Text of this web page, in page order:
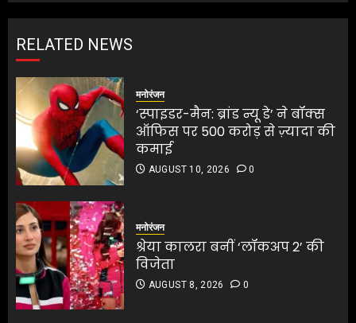
RELATED NEWS
मनोरंजन
‘स्पाइडर-मैन: ब्रांड न्यू डे’ ने बॉक्स
ऑफिस पर 500 करोड़ से ज़्यादा की
कमाई
AUGUST 10, 2026 0
मनोरंजन
श्रेया कालरा बनीं ‘लॉकअप 2’ की
विजेता
AUGUST 8, 2026 0